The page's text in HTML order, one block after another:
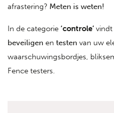
afrastering? Meten is weten!
In de categorie ‘controle’ vindt
beveiligen en testen van uw
waarschuwingsbordjes,
Fence testers.